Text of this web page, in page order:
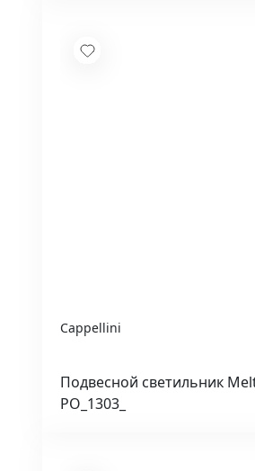
Cappellini
Подвесной светильник
PO_1303_